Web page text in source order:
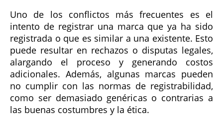
Uno de los conflictos más frecuentes es el
intento de registrar una marca que ya ha sido
registrada o que es similar a una existente. Esto
puede resultar en rechazos o disputas legales,
alargando el proceso y generando costos
adicionales. Además, algunas marcas pueden
no cumplir con las normas de registrabilidad,
como ser demasiado genéricas o contrarias a
las buenas costumbres y la ética.